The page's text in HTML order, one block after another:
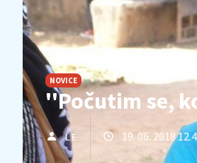
NOVICE
''Počutim se,
L.E. 19. 06. 2018